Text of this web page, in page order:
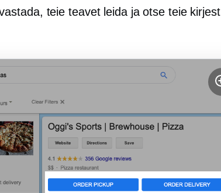
teie teavet leida ja otse teie kirjest